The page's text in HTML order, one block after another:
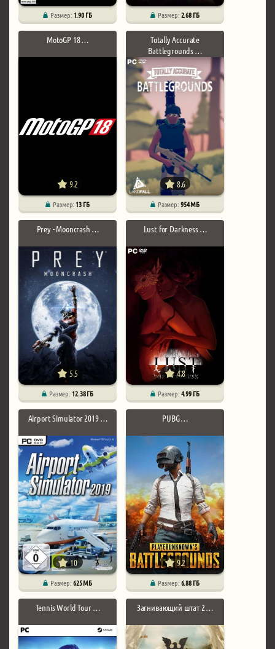
Размер: 1.90 ГБ Размер:2.68 ГБ
MotoGP 18 …
9.2
Размер: 13 ГБ
Totally Accurate
Battlegrounds …
8.6
Размер:954 МБ
Prey - Mooncrash …
5.5
Размер: 12.38 ГБ
Lust for Darkness …
4.8
Размер:4.99 ГБ
Airport Simulator 2019 …
10
Размер:625 МБ
PUBG …
9.2
Размер:6.88 ГБ
Tennis World Tour … Загнивающий штат 2 …